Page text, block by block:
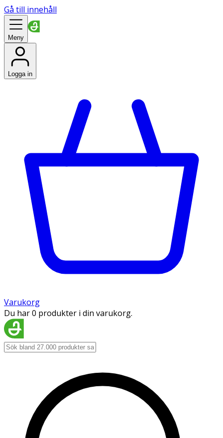
Gå till innehåll
Meny
Logga in
Varukorg
Du har 0 produkter i din varukorg.